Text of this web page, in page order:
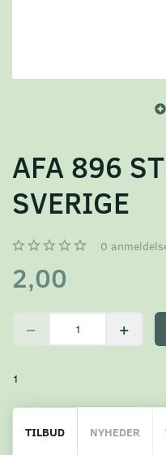
AFA 896
SVERIGE
0
2,00
1
TILBUD NYHEDER